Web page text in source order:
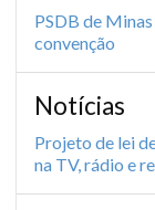
PSDB de
convenção
Notícias
Projeto de lei
na TV, rádio e